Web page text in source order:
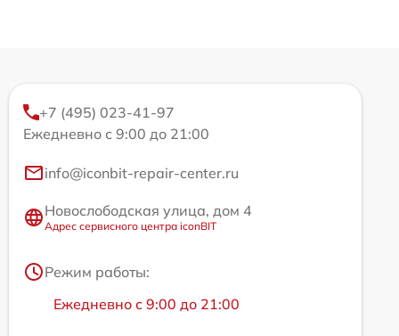
+7 (495) 023-41-97
Ежедневно с 9:00 до 21:00
info@iconbit-repair-center.ru
Новослободская улица, дом 4
Адрес сервисного центра iconBIT
Режим работы:
Ежедневно с 9:00 до 21:00